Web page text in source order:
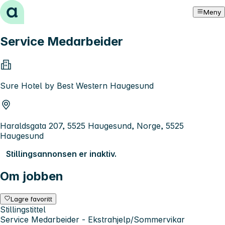
Hopp til innhold Meny
Service Medarbeider
Sure Hotel by Best Western Haugesund
Haraldsgata 207, 5525 Haugesund, Norge, 5525
Haugesund
Stillingsannonsen er inaktiv.
Om jobben
Lagre favoritt
Stillingstittel
Service Medarbeider - Ekstrahjelp/Sommervikar